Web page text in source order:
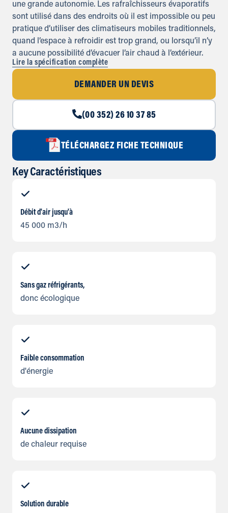
une grande autonomie. Les rafraîchisseurs évaporatifs
sont utilisé dans des endroits où il est impossible ou peu
pratique d’utiliser des climatiseurs mobiles traditionnels,
quand l’espace à refroidir est trop grand, ou lorsqu’il n’y
a aucune possibilité d’évacuer l’air chaud à l’extérieur.
Lire la spécification complète
DEMANDER UN DEVIS
(00 352) 26 10 37 85
TÉLÉCHARGEZ FICHE TECHNIQUE
Key Caractéristiques
Débit d'air jusqu'à
45 000 m3/h
Sans gaz réfrigérants,
donc écologique
Faible consommation
d'énergie
Aucune dissipation
de chaleur requise
Solution durable